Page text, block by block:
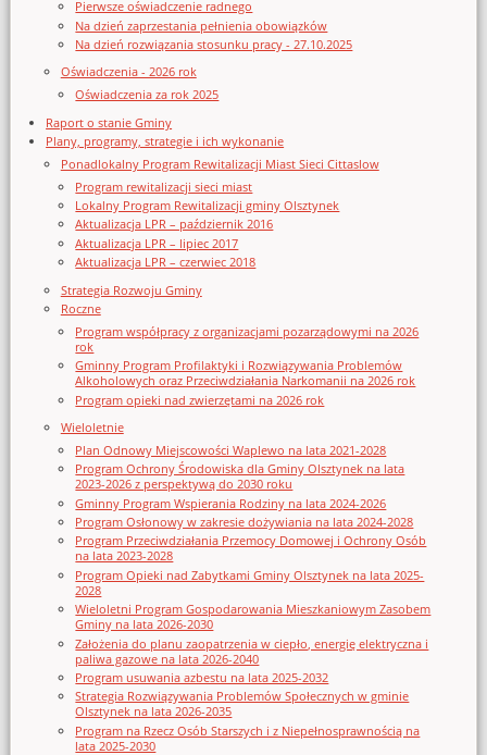
Pierwsze oświadczenie radnego
Na dzień zaprzestania pełnienia obowiązków
Na dzień rozwiązania stosunku pracy - 27.10.2025
Oświadczenia - 2026 rok
Oświadczenia za rok 2025
Raport o stanie Gminy
Plany, programy, strategie i ich wykonanie
Ponadlokalny Program Rewitalizacji Miast Sieci Cittaslow
Program rewitalizacji sieci miast
Lokalny Program Rewitalizacji gminy Olsztynek
Aktualizacja LPR – październik 2016
Aktualizacja LPR – lipiec 2017
Aktualizacja LPR – czerwiec 2018
Strategia Rozwoju Gminy
Roczne
Program współpracy z organizacjami pozarządowymi na 2026
rok
Gminny Program Profilaktyki i Rozwiązywania Problemów
Alkoholowych oraz Przeciwdziałania Narkomanii na 2026 rok
Program opieki nad zwierzętami na 2026 rok
Wieloletnie
Plan Odnowy Miejscowości Waplewo na lata 2021-2028
Program Ochrony Środowiska dla Gminy Olsztynek na lata
2023-2026 z perspektywą do 2030 roku
Gminny Program Wspierania Rodziny na lata 2024-2026
Program Osłonowy w zakresie dożywiania na lata 2024-2028
Program Przeciwdziałania Przemocy Domowej i Ochrony Osób
na lata 2023-2028
Program Opieki nad Zabytkami Gminy Olsztynek na lata 2025-
2028
Wieloletni Program Gospodarowania Mieszkaniowym Zasobem
Gminy na lata 2026-2030
Założenia do planu zaopatrzenia w ciepło, energię elektryczna i
paliwa gazowe na lata 2026-2040
Program usuwania azbestu na lata 2025-2032
Strategia Rozwiązywania Problemów Społecznych w gminie
Olsztynek na lata 2026-2035
Program na Rzecz Osób Starszych i z Niepełnosprawnością na
lata 2025-2030